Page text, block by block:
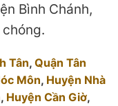
Bình Chánh,
chóng.
Tân, Quận Tân
Môn, Huyện Nhà
, Huyện Cần Giờ,